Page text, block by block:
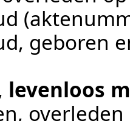
geboren
levenloos
,